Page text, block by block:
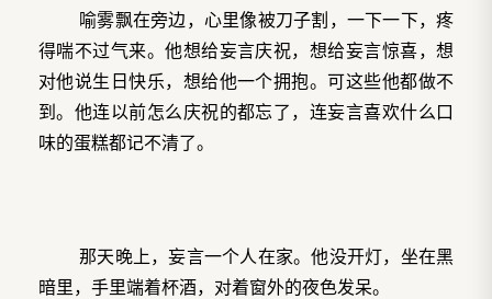
喻雾飘在旁边，心里像被刀子割，一下一下，疼
得喘不过气来。他想给妄言庆祝，想给妄言惊喜，想
对他说生日快乐，想给他一个拥抱。可这些他都做不
到。他连以前怎么庆祝的都忘了，连妄言喜欢什么口
味的蛋糕都记不清了。
那天晚上，妄言一个人在家。他没开灯，坐在黑
暗里，手里端着杯酒，对着窗外的夜色发呆。